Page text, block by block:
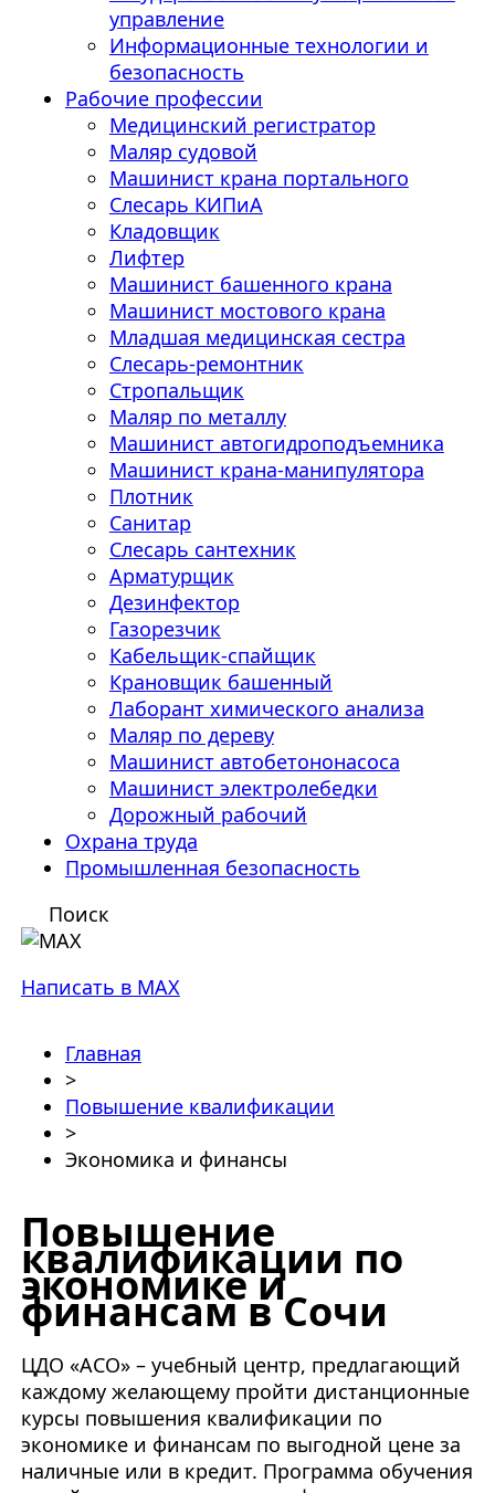
управление
Информационные технологии и
безопасность
Рабочие профессии
Медицинский регистратор
Маляр судовой
Машинист крана портального
Слесарь КИПиА
Кладовщик
Лифтер
Машинист башенного крана
Машинист мостового крана
Младшая медицинская сестра
Слесарь-ремонтник
Стропальщик
Маляр по металлу
Машинист автогидроподъемника
Машинист крана-манипулятора
Плотник
Санитар
Слесарь сантехник
Арматурщик
Дезинфектор
Газорезчик
Кабельщик-спайщик
Крановщик башенный
Лаборант химического анализа
Маляр по дереву
Машинист автобетононасоса
Машинист электролебедки
Дорожный рабочий
Охрана труда
Промышленная безопасность
Поиск
Написать в MAX
Главная
>
Повышение квалификации
>
Экономика и финансы
Повышение
квалификации по
экономике и
финансам в Сочи
ЦДО «АСО» – учебный центр, предлагающий
каждому желающему пройти дистанционные
курсы повышения квалификации по
экономике и финансам по выгодной цене за
наличные или в кредит. Программа обучения